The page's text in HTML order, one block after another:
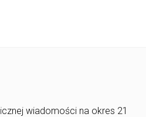
wiadomości na okres 21